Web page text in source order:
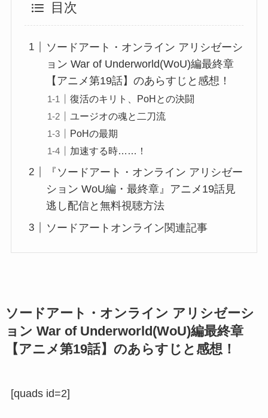
目次
ソードアート・オンライン アリシゼーシ
ョン War of Underworld(WoU)編最終章
【アニメ第19話】のあらすじと感想！
復活のキリト、PoHとの決闘
ユージオの魂と二刀流
PoHの最期
加速する時……！
『ソードアート・オンライン アリシゼー
ション WoU編・最終章』アニメ19話見
逃し配信と無料視聴方法
ソードアートオンライン関連記事
ソードアート・オンライン アリシゼーシ
ョン War of Underworld(WoU)編最終章
【アニメ第19話】のあらすじと感想！
[quads id=2]